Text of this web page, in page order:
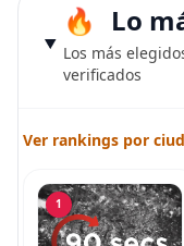
Lo
Los más
verificados
Ver rankings por
1